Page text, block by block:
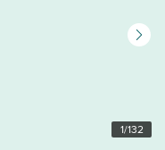
1/132